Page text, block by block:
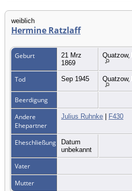
weiblich
Hermine Ratzlaff
Geburt
21 Mrz
1869
Tod Sep 1945
Beerdigung
Andere
Ehepartner
Julius Ruhnke | F430
Eheschließung
Datum
unbekannt
Vater
Mutter